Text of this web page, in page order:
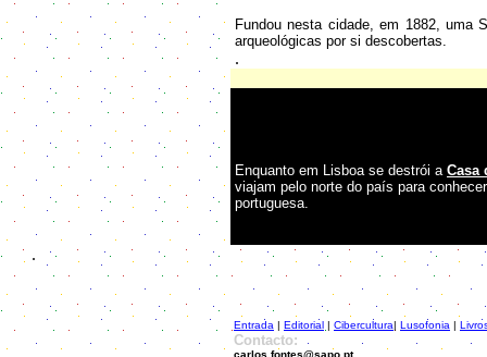
Fundou nesta cidade, em 1882, uma
arqueológicas por si descobertas.
.
Enquanto em Lisboa se destrói a Casa
viajam pelo norte do país para
portuguesa.
.
Entrada | Editorial | Cibercultura| Lusofonia |
Contacto:
carlos.fontes@sapo.pt